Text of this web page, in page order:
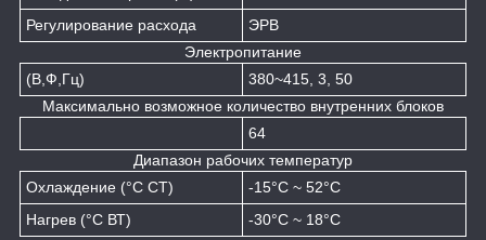
Регулирование расхода
ЭРВ
Электропитание
(В,Ф,Гц)
380~415, 3, 50
Максимально возможное количество внутренних блоков
64
Диапазон рабочих температур
Охлаждение (°C СТ)
-15°C ~ 52°C
Нагрев (°C ВТ)
-30°C ~ 18°C